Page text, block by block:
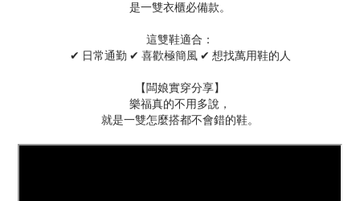
是一雙衣櫃必備款。
這雙鞋適合：
✔ 日常通勤 ✔ 喜歡極簡風 ✔ 想找萬用鞋的人
【闆娘實穿分享】
樂福真的不用多說，
就是一雙怎麼搭都不會錯的鞋。